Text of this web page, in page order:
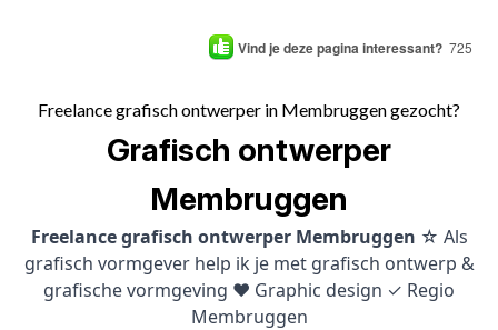
Vind je deze pagina interessant? 725
Freelance grafisch ontwerper in Membruggen gezocht?
Grafisch ontwerper
Membruggen
Freelance grafisch ontwerper Membruggen ☆ Als
grafisch vormgever help ik je met grafisch ontwerp &
grafische vormgeving ♥ Graphic design ✓ Regio
Membruggen